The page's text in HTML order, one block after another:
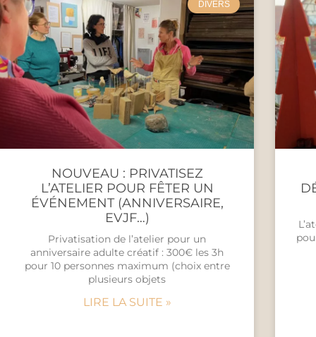
DIVERS
NOUVEAU : PRIVATISEZ
L’ATELIER POUR FÊTER UN
ÉVÉNEMENT (ANNIVERSAIRE,
EVJF…)
Privatisation de l’atelier pour un
anniversaire adulte créatif : 300€ les 3h
pour 10 personnes maximum (choix entre
plusieurs objets
LIRE LA SUITE »